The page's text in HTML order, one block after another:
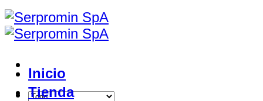
Inicio
Tienda